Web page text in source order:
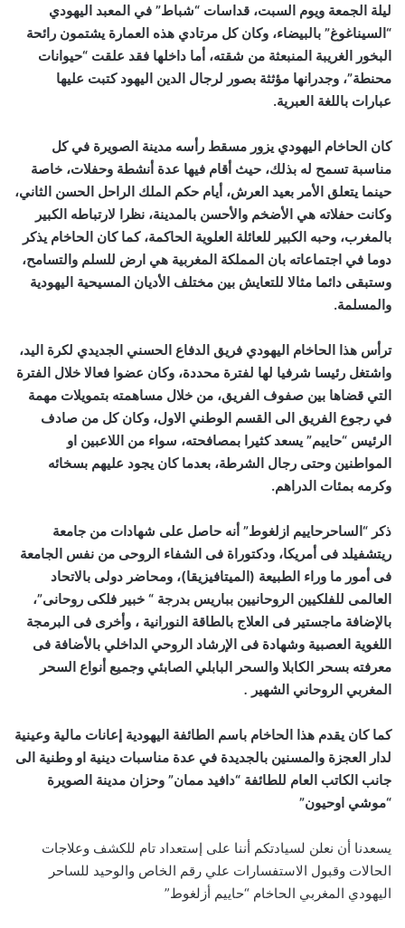
ليلة الجمعة ويوم السبت، قداسات “شباط” في المعبد اليهودي
“السيناغوغ” بالبيضاء، وكان كل مرتادي هذه العمارة يشتمون رائحة
البخور الغريبة المنبعثة من شقته، أما داخلها فقد علقت “حيوانات
محنطة”، وجدرانها مؤثثة بصور لرجال الدين اليهود كتبت عليها
عبارات باللغة العبرية.
كان الحاخام اليهودي يزور مسقط رأسه مدينة الصويرة في كل
مناسبة تسمح له بذلك، حيث أقام فيها عدة أنشطة وحفلات، خاصة
حينما يتعلق الأمر بعيد العرش، أيام حكم الملك الراحل الحسن الثاني،
وكانت حفلاته هي الأضخم والأحسن بالمدينة، نظرا لارتباطه الكبير
بالمغرب، وحبه الكبير للعائلة العلوية الحاكمة، كما كان الحاخام يذكر
دوما في اجتماعاته بان المملكة المغربية هي ارض للسلم والتسامح،
وستبقى دائما مثالا للتعايش بين مختلف الأديان المسيحية اليهودية
والمسلمة.
ترأس هذا الحاخام اليهودي فريق الدفاع الحسني الجديدي لكرة اليد،
واشتغل رئيسا شرفيا لها لفترة محددة، وكان عضوا فعالا خلال الفترة
التي قضاها بين صفوف الفريق، من خلال مساهمته بتمويلات مهمة
في رجوع الفريق الى القسم الوطني الاول، وكان كل من صادف
الرئيس “حاييم” يسعد كثيرا بمصافحته، سواء من اللاعبين او
المواطنين وحتى رجال الشرطة، بعدما كان يجود عليهم بسخائه
وكرمه بمئات الدراهم.
ذكر “الساحرحاييم ازلغوط” أنه حاصل على شهادات من جامعة
ريتشفيلد فى أمريكا، ودكتوراة فى الشفاء الروحى من نفس الجامعة
فى أمور ما وراء الطبيعة (الميتافيزيقا)، ومحاضر دولى بالاتحاد
العالمى للفلكيين الروحانيين بباريس بدرجة “ خبير فلكى روحانى”،
بالإضافة ماجستير فى العلاج بالطاقة النورانية ، وأخرى فى البرمجة
اللغوية العصبية وشهادة فى الإرشاد الروحي الداخلي بالأضافة فى
معرفته بسحر الكابلا والسحر البابلي الصابئي وجميع أنواع السحر
المغربي الروحاني الشهير .
كما كان يقدم هذا الحاخام باسم الطائفة اليهودية إعانات مالية وعينية
لدار العجزة والمسنين بالجديدة في عدة مناسبات دينية او وطنية الى
جانب الكاتب العام للطائفة “دافيد ممان” وحزان مدينة الصويرة
“موشي اوحيون”
يسعدنا أن نعلن لسيادتكم أننا على إستعداد تام للكشف وعلاجات
الحالات وقبول الاستفسارات علي رقم الخاص والوحيد للساحر
اليهودي المغربي الحاخام “حاييم أزلغوط”